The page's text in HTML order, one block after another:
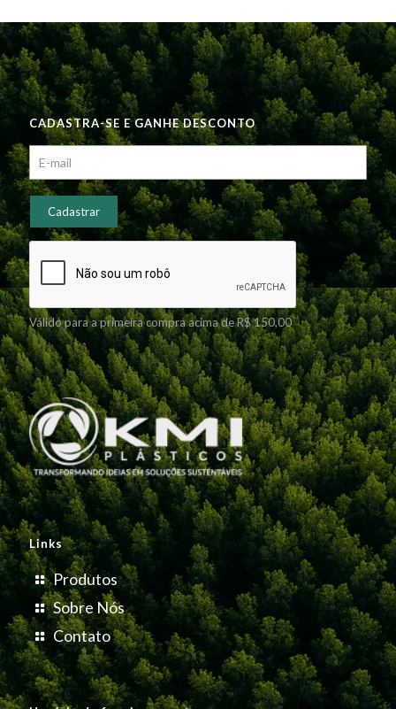
CADASTRA-SE E GANHE DESCONTO
Válido para a primeira compra acima de R$ 150,00
Links
Produtos
Sobre Nós
Contato